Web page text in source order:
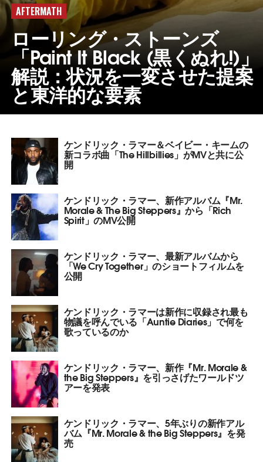
AFTERMATH
ローリング・ストーンズ
「Paint It Black (黒くぬれ!)」
解説：状況を一変させた提案
と東洋的な要素
ケンドリック・ラマー＆ベイビー・キームの
新コラボ曲「The Hillbillies」がMVと共に公
開
ケンドリック・ラマー、新作アルバム『Mr.
Morale & The Big Steppers』から「Rich
Spirit」のMV公開
ケンドリック・ラマー、最新アルバムから
「We Cry Together」のショートフィルムを
公開
ケンドリック・ラマーは新作に収録され最も
物議を呼んでいる「Auntie Diaries」で何を
歌っているのか
ケンドリック・ラマー、新作『Mr. Morale &
the Big Steppers』を引っさげたワールドツ
アーを発表
ケンドリック・ラマー、5年ぶりの新作アル
バム『Mr. Morale & the Big Steppers』を発
売